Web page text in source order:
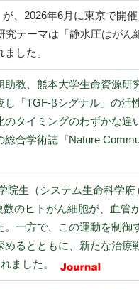
、2026年6月に東京で開催
テーマは「静水圧はがん
した。
教、熊本大学生命資源研
「TGF-βシグナル」の活
タイミングのわずかな違
合学術誌『Nature
生（システム生命科学
のヒトがん細胞が、血管
一方で、この運動を制御
るとともに、新たな治療
ました。